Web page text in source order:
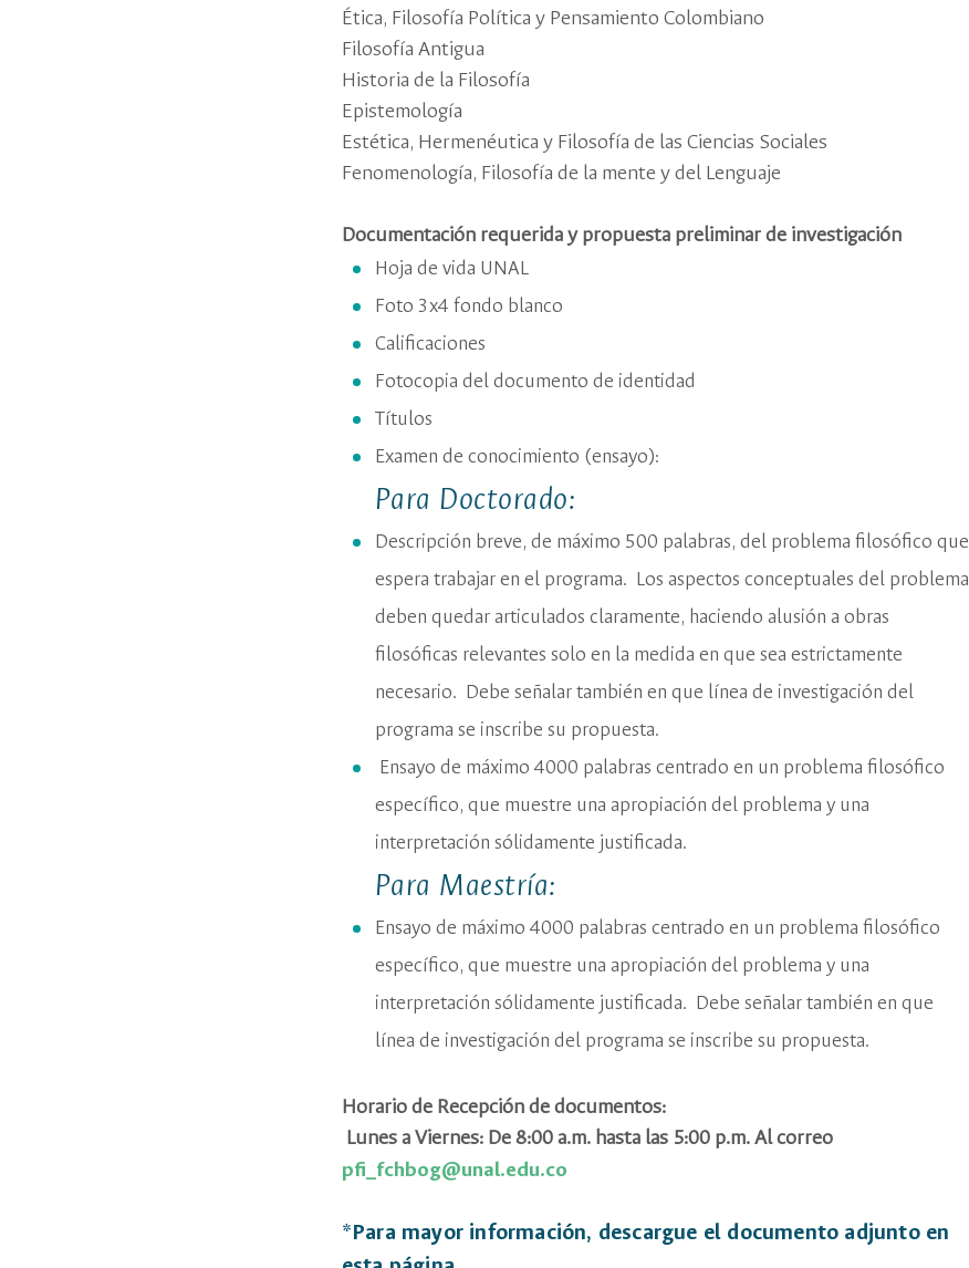
Ética, Filosofía Política y Pensamiento Colombiano
Filosofía Antigua
Historia de la Filosofía
Epistemología
Estética, Hermenéutica y Filosofía de las Ciencias Sociales
Fenomenología, Filosofía de la mente y del Lenguaje
Documentación requerida y propuesta preliminar de investigación
Hoja de vida UNAL
Foto 3x4 fondo blanco
Calificaciones
Fotocopia del documento de identidad
Títulos
Examen de conocimiento (ensayo):
Para Doctorado:
Descripción breve, de máximo 500 palabras, del problema filosófico que
espera trabajar en el programa. Los aspectos conceptuales del problema
deben quedar articulados claramente, haciendo alusión a obras
filosóficas relevantes solo en la medida en que sea estrictamente
necesario. Debe señalar también en que línea de investigación del
programa se inscribe su propuesta.
Ensayo de máximo 4000 palabras centrado en un problema filosófico
específico, que muestre una apropiación del problema y una
interpretación sólidamente justificada.
Para Maestría:
Ensayo de máximo 4000 palabras centrado en un problema filosófico
específico, que muestre una apropiación del problema y una
interpretación sólidamente justificada. Debe señalar también en que
línea de investigación del programa se inscribe su propuesta.
Horario de Recepción de documentos:
Lunes a Viernes: De 8:00 a.m. hasta las 5:00 p.m. Al correo
pfi_fchbog@unal.edu.co
*Para mayor información, descargue el documento adjunto en